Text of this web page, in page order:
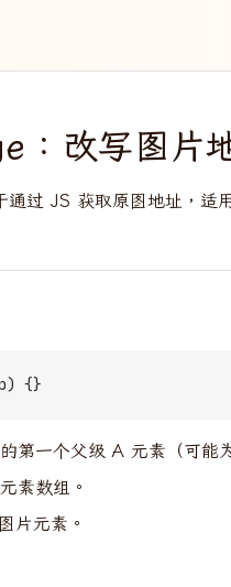
：改写图片
通过 JS 获取原图地址，适
{}
第一个父级 A 元素（可能
素数组。
片元素。